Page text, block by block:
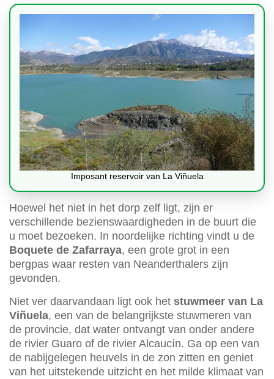
Imposant reservoir van La Viñuela
Hoewel het niet in het dorp zelf ligt, zijn er
verschillende bezienswaardigheden in de buurt die
u moet bezoeken. In noordelijke richting vindt u de
Boquete de Zafarraya, een grote grot in een
bergpas waar resten van Neanderthalers zijn
gevonden.
Niet ver daarvandaan ligt ook het stuwmeer van La
Viñuela, een van de belangrijkste stuwmeren van
de provincie, dat water ontvangt van onder andere
de rivier Guaro of de rivier Alcaucín. Ga op een van
de nabijgelegen heuvels in de zon zitten en geniet
van het uitstekende uitzicht en het milde klimaat van